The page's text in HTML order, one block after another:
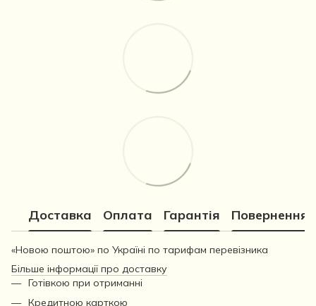
Доставка Оплата Гарантія Повернення
«Новою поштою» по Україні по тарифам перевізника
Більше інформації про доставку
Готівкою при отриманні
Кредитною карткою